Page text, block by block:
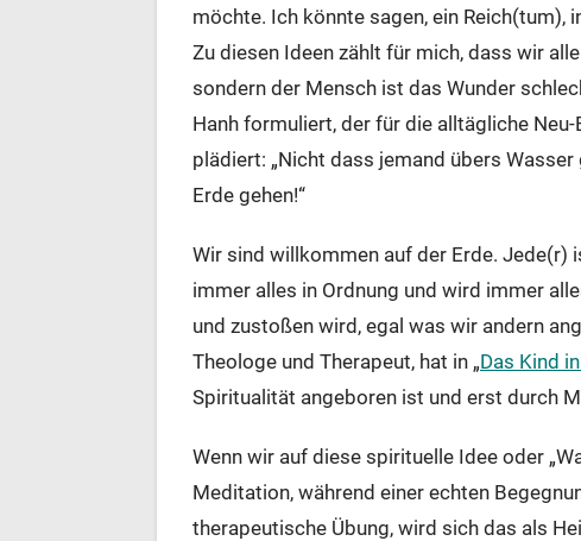
möchte. Ich könnte sagen, ein Reich(tum),
Zu diesen Ideen zählt für mich, dass wir
sondern der Mensch ist das Wunder
Hanh formuliert, der für die alltägliche
plädiert: „Nicht dass jemand übers
Erde gehen!“
Wir sind willkommen auf der Erde.
immer alles in Ordnung und wird immer
und zustoßen wird, egal was wir andern
Theologe und Therapeut, hat in „Das Kind
Spiritualität angeboren ist und erst durch
Wenn wir auf diese spirituelle Idee oder
Meditation, während einer echten
therapeutische Übung, wird sich das als